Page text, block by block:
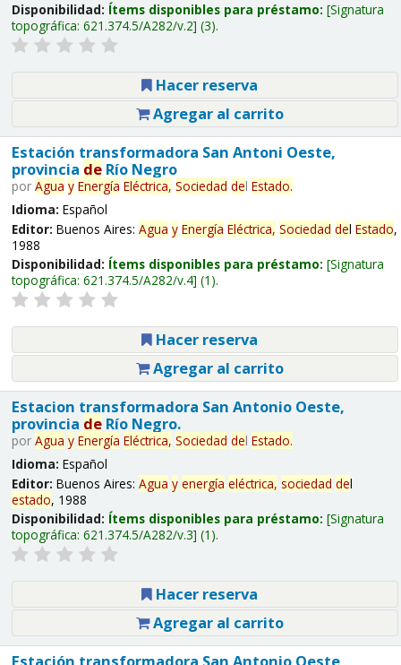
Disponibilidad: Ítems disponibles para préstamo: Signatura
topográfica: 621.374.5/A282/v.2 (3).
Hacer reserva
Agregar al carrito
Estación transformadora San Antoni Oeste,
provincia deRío Negro
por Agua y Energía Eléctrica, Sociedad del Estado.
Idioma: Español
Editor: Buenos Aires: Agua y Energía Eléctrica, Sociedad del Estado,
1988
Disponibilidad: Ítems disponibles para préstamo: Signatura
topográfica: 621.374.5/A282/v.4 (1).
Hacer reserva
Agregar al carrito
Estacion transformadora San Antonio Oeste,
provincia deRío Negro.
por Agua y Energía Eléctrica, Sociedad del Estado.
Idioma: Español
Editor: Buenos Aires: Agua y energía eléctrica, sociedad del
estado, 1988
Disponibilidad: Ítems disponibles para préstamo: Signatura
topográfica: 621.374.5/A282/v.3 (1).
Hacer reserva
Agregar al carrito